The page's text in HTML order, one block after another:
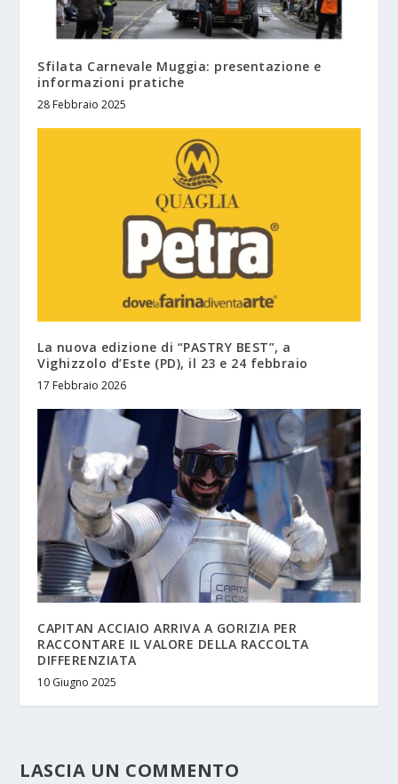
Sfilata Carnevale Muggia: presentazione e
informazioni pratiche
28 Febbraio 2025
La nuova edizione di “PASTRY BEST”, a
Vighizzolo d’Este (PD), il 23 e 24 febbraio
17 Febbraio 2026
CAPITAN ACCIAIO ARRIVA A GORIZIA PER
RACCONTARE IL VALORE DELLA RACCOLTA
DIFFERENZIATA
10 Giugno 2025
LASCIA UN COMMENTO